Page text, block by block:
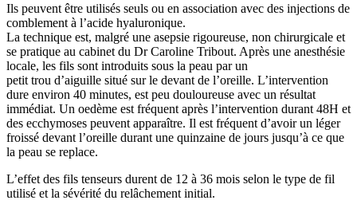
Ils peuvent être utilisés seuls ou en association avec des injections de
comblement à l’acide hyaluronique.
La technique est, malgré une asepsie rigoureuse, non chirurgicale et
se pratique au cabinet du Dr Caroline Tribout. Après une anesthésie
locale, les fils sont introduits sous la peau par un
petit trou d’aiguille situé sur le devant de l’oreille. L’intervention
dure environ 40 minutes, est peu douloureuse avec un résultat
immédiat. Un oedème est fréquent après l’intervention durant 48H et
des ecchymoses peuvent apparaître. Il est fréquent d’avoir un léger
froissé devant l’oreille durant une quinzaine de jours jusqu’à ce que
la peau se replace.
L’effet des fils tenseurs durent de 12 à 36 mois selon le type de fil
utilisé et la sévérité du relâchement initial.